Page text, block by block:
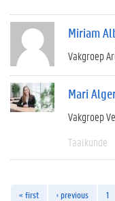
Miriam
Vakgroep
Mari
Vakgroep
Taalkunde
« first ‹ previous 1